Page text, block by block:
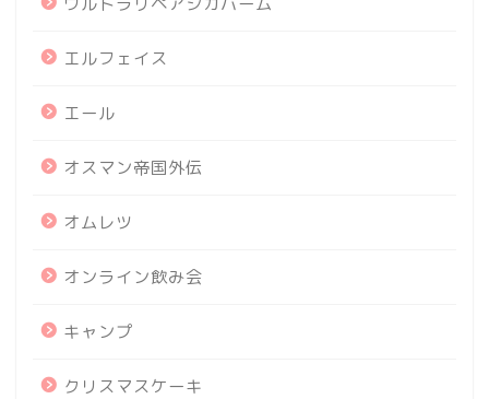
エルフェイス
エール
オスマン帝国外伝
オムレツ
オンライン飲み会
キャンプ
クリスマスケーキ